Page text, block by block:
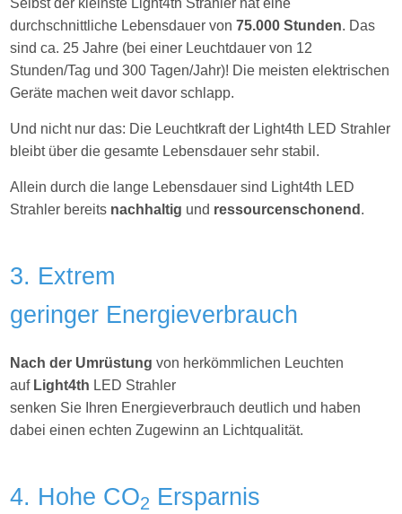
durchschnittliche Lebensdauer von75.000 Stunden. Das
sind ca. 25 Jahre (bei einer Leuchtdauer von 12
Stunden/Tag und 300 Tagen/Jahr)! Die meisten elektrischen
Geräte machen weit davor schlapp.
Und nicht nur das: Die Leuchtkraft der Light4th LED Strahler
bleibt über die gesamte Lebensdauer sehr stabil.
Allein durch die lange Lebensdauer sind Light4th LED
Strahler bereits nachhaltig und ressourcenschonend .
3. Extrem
geringer Energieverbrauch
Nach der Umrüstung von herkömmlichen Leuchten
auf Light4th LED Strahler
senken Sie Ihren Energieverbrauch deutlich und haben
dabei einen echten Zugewinn an Lichtqualität.
4. Hohe CO2 Ersparnis